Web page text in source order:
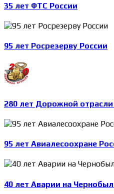
35 лет ФТС России
95 лет Росрезерву России
280 лет Дорожной отрасли
95 лет Авиалесоохране
40 лет Аварии на